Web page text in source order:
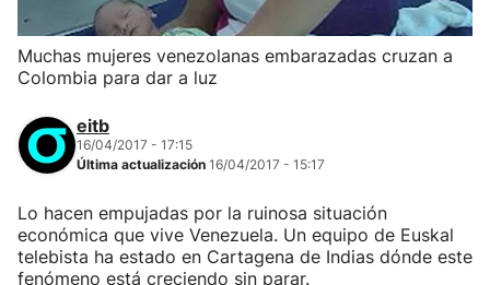
Muchas mujeres venezolanas embarazadas cruzan a
Colombia para dar a luz
eitb
16/04/2017 - 17:15
Última actualización 16/04/2017 - 15:17
Lo hacen empujadas por la ruinosa situación
económica que vive Venezuela. Un equipo de Euskal
telebista ha estado en Cartagena de Indias dónde este
fenómeno está creciendo sin parar.